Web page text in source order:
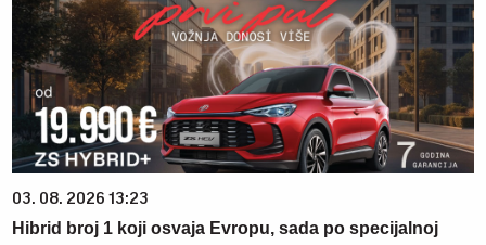
03. 08. 2026 13:23
Hibrid broj 1 koji osvaja Evropu, sada po specijalnoj